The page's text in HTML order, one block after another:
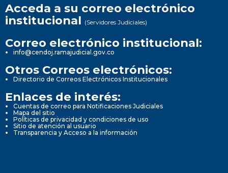
Acceda a su correo electrónico
institucional (Servidores Judiciales)
Correo electrónico institucional:
info@cendoj.ramajudicial.gov.co
Otros Correos electrónicos:
Directorio de Correos Electrónicos Institucionales
Enlaces de interés:
Cuentas de correo para Notificaciones Judiciales
Mapa del sitio
Políticas de privacidad y condiciones de uso
Sitio de atención al usuario
Transparencia y Acceso a la información